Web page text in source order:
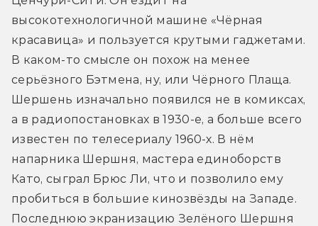
высокотехнологичной машине «Чёрная
красавица» и пользуется крутыми гаджетами.
В каком-то смысле он похож на менее
серьёзного Бэтмена, ну, или Чёрного Плаща.
Шершень изначально появился не в комиксах,
а в радиопостановках в 1930-е, а больше всего
известен по телесериалу 1960-х. В нём
напарника Шершня, мастера единоборств
Като, сыграл Брюс Ли, что и позволило ему
пробиться в большие кинозвёзды на Западе.
Последнюю экранизацию Зелёного Шершня